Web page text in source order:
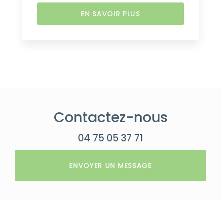
EN SAVOIR PLUS
Contactez-nous
04 75 05 37 71
ENVOYER UN MESSAGE